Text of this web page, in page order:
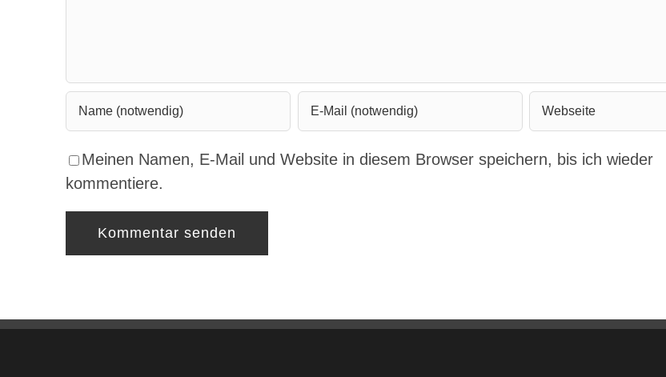
Meinen Namen, E-Mail und Website in diesem Browser speichern, bis ich wieder
kommentiere.